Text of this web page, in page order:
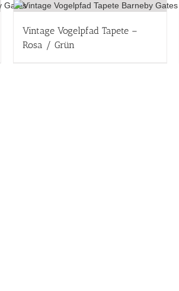
Vintage Vogelpfad Tapete –
Rosa / Grün